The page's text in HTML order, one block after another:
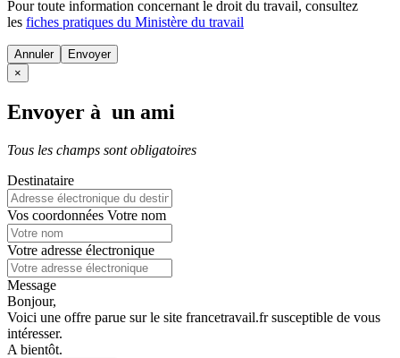
Pour toute information concernant le droit du travail, consultez
les fiches pratiques du Ministère du travail
Annuler
×
Envoyer à un ami
Tous les champs sont obligatoires
Destinataire
Vos coordonnées Votre nom
Votre adresse électronique
Message
Bonjour,
Voici une offre parue sur le site francetravail.fr susceptible de vous
intéresser.
A bientôt.